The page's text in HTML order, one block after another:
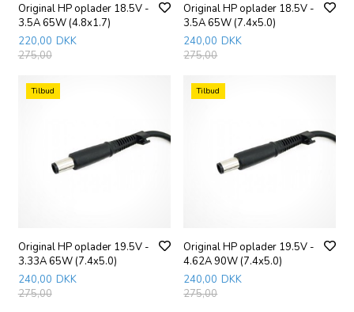
Original HP oplader 18.5V -
3.5A 65W (4.8x1.7)
220,00 DKK
275,00
Original HP oplader 18.5V -
3.5A 65W (7.4x5.0)
240,00 DKK
275,00
Tilbud
Original HP oplader 19.5V -
3.33A 65W (7.4x5.0)
240,00 DKK
275,00
Tilbud
Original HP oplader 19.5V -
4.62A 90W (7.4x5.0)
240,00 DKK
275,00